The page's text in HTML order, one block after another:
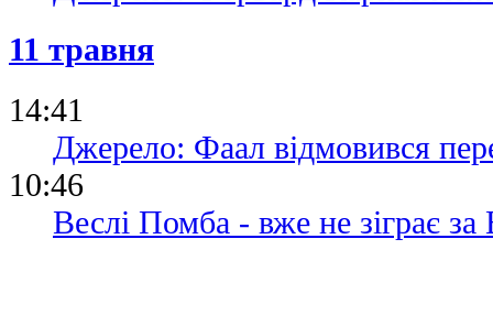
11 травня
14:41
Джерело: Фаал відмовився
10:46
Веслі Помба - вже не зіграє за